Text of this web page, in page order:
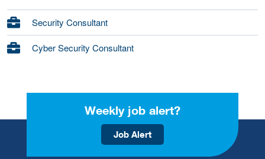
Security Consultant
Cyber Security Consultant
Weekly job alert?
Job Alert